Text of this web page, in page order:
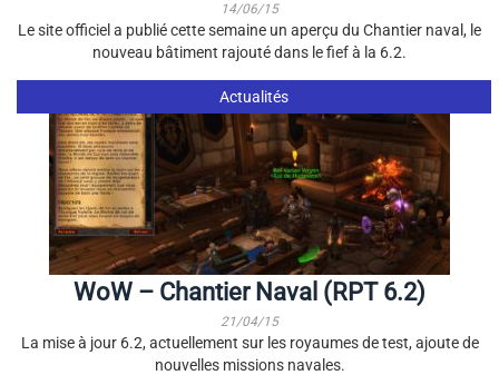
14/06/15
Le site officiel a publié cette semaine un aperçu du Chantier naval, le
nouveau bâtiment rajouté dans le fief à la 6.2.
Actualités
WoW – Chantier Naval (RPT 6.2)
21/04/15
La mise à jour 6.2, actuellement sur les royaumes de test, ajoute de
nouvelles missions navales.